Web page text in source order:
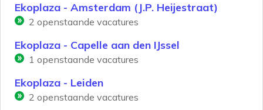
Ekoplaza - Amsterdam (J.P. Heijestraat)
2 openstaande vacatures
Ekoplaza - Capelle aan den IJssel
1 openstaande vacatures
Ekoplaza - Leiden
2 openstaande vacatures